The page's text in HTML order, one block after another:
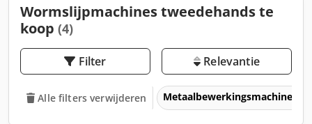
Wormslijpmachines tweedehands te
koop (4)
Filter Relevantie
Alle filters verwijderen Metaalbewerkingsmachines